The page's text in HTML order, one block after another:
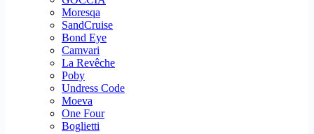
Moresqa
SandCruise
Bond Eye
Camvari
La Revêche
Poby
Undress Code
Moeva
One Four
Boglietti